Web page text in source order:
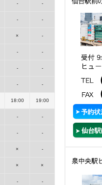
- -
- -
× -
- -
- -
- -
18:00 19:00
- -
- -
× -
× ×
- -